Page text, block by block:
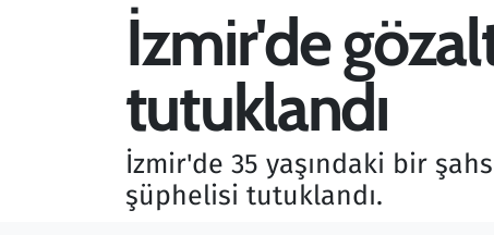
İzmir'de
tutuklandı
İzmir'de 35 yaşındaki bir
şüphelisi tutuklandı.
Savunma Sanayi